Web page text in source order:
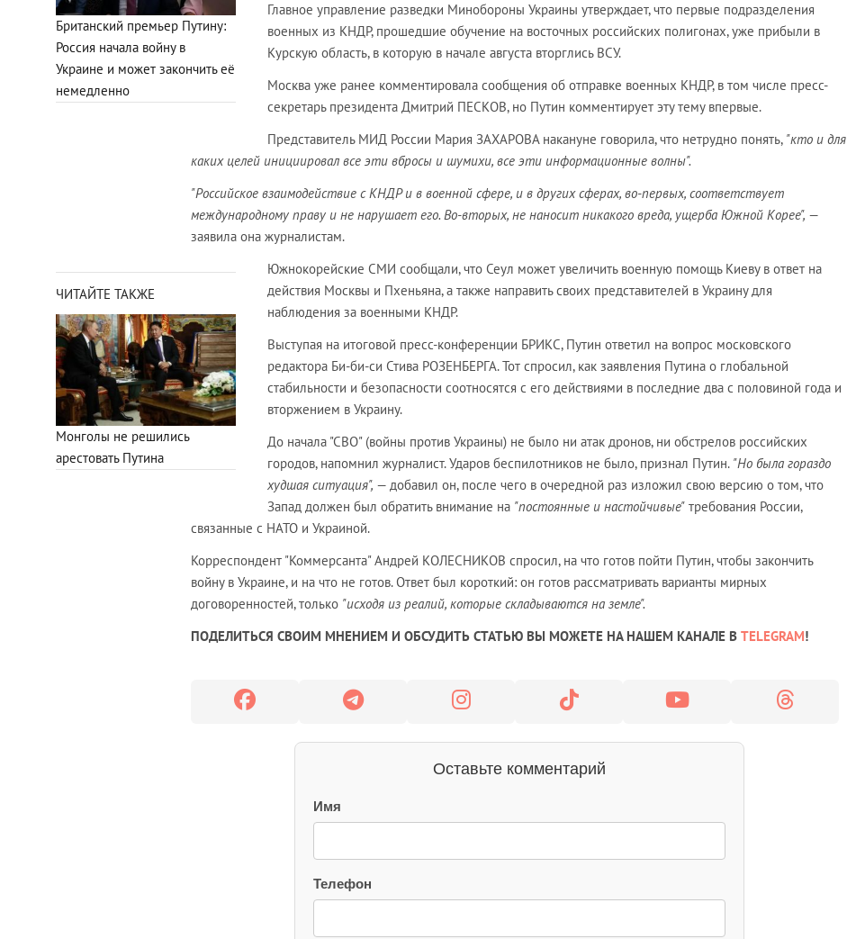
Британский премьер Путину:
Россия начала войну в
Украине и может закончить её
немедленно
Главное управление разведки Минобороны Украины утверждает, что первые подразделения
военных из КНДР, прошедшие обучение на восточных российских полигонах, уже прибыли в
Курскую область, в которую в начале августа вторглись ВСУ.
Москва уже ранее комментировала сообщения об отправке военных КНДР, в том числе пресс-
секретарь президента Дмитрий ПЕСКОВ, но Путин комментирует эту тему впервые.
Представитель МИД России Мария ЗАХАРОВА накануне говорила, что нетрудно понять, "кто и для
каких целей инициировал все эти вбросы и шумихи, все эти информационные волны".
"Российское взаимодействие с КНДР и в военной сфере, и в других сферах, во-первых, соответствует
международному праву и не нарушает его. Во-вторых, не наносит никакого вреда, ущерба Южной Корее", —
заявила она журналистам.
ЧИТАЙТЕ ТАКЖЕ
Монголы не решились
арестовать Путина
Южнокорейские СМИ сообщали, что Сеул может увеличить военную помощь Киеву в ответ на
действия Москвы и Пхеньяна, а также направить своих представителей в Украину для
наблюдения за военными КНДР.
Выступая на итоговой пресс-конференции БРИКС, Путин ответил на вопрос московского
редактора Би-би-си Стива РОЗЕНБЕРГА. Тот спросил, как заявления Путина о глобальной
стабильности и безопасности соотносятся с его действиями в последние два с половиной года и
вторжением в Украину.
До начала "СВО" (войны против Украины) не было ни атак дронов, ни обстрелов российских
городов, напомнил журналист. Ударов беспилотников не было, признал Путин. "Но была гораздо
худшая ситуация", — добавил он, после чего в очередной раз изложил свою версию о том, что
Запад должен был обратить внимание на "постоянные и настойчивые" требования России,
связанные с НАТО и Украиной.
Корреспондент "Коммерсанта" Андрей КОЛЕСНИКОВ спросил, на что готов пойти Путин, чтобы закончить
войну в Украине, и на что не готов. Ответ был короткий: он готов рассматривать варианты мирных
договоренностей, только "исходя из реалий, которые складываются на земле".
ПОДЕЛИТЬСЯ СВОИМ МНЕНИЕМ И ОБСУДИТЬ СТАТЬЮ ВЫ МОЖЕТЕ НА НАШЕМ КАНАЛЕ В TELEGRAM!
Оставьте комментарий
Имя
Телефон